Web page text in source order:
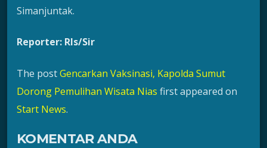
Simanjuntak.
Reporter: Rls/Sir
The postGencarkan Vaksinasi, Kapolda Sumut
Dorong Pemulihan Wisata Nias first appeared on
Start News.
KOMENTAR ANDA